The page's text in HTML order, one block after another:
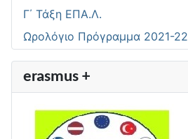
Γ΄ Τάξη ΕΠΑ.Λ.
Ωρολόγιο Πρόγραμμα 2021-22
erasmus +